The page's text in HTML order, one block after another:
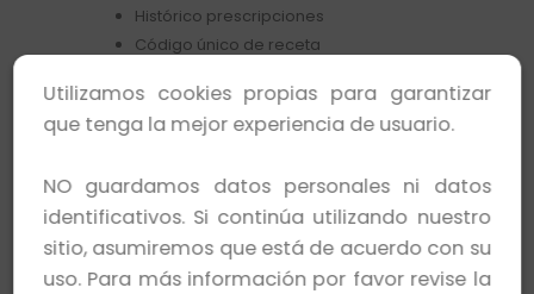
Histórico prescripciones
Código único de receta
PARAFARMACIA
NO medicamentos
Vademécum+55.000productos
Formato PDF
Utilizamos cookies propias para garantizar
que tenga la mejor experiencia de usuario.
NO guardamos datos personales ni datos
identificativos. Si continúa utilizando nuestro
sitio, asumiremos que está de acuerdo con su
uso. Para más información por favor revise la